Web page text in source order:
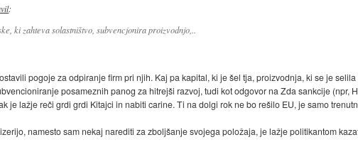
:
ki zahteva solastništvo, subvencjonira proizvodnjo,..
pogoje za odpiranje firm pri njih. Kaj pa kapital, ki je šel tja, proizvodnja, ki se je
posameznih panog za hitrejši razvoj, tudi kot odgovor na Zda sankcije (npr,
je lažje reči grdi grdi Kitajci in nabiti carine. Ti na dolgi rok ne bo rešilo EU, je samo
namesto sam nekaj narediti za zboljšanje svojega položaja, je lažje politikantom